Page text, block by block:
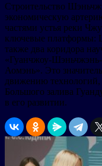
Строительство
экономическую
частями устья реки
ключевые платформы:
также два коридора
«Гуанчжоу-
Аомэнь». Это
движению технологий,
Большого залива
в его развитии.